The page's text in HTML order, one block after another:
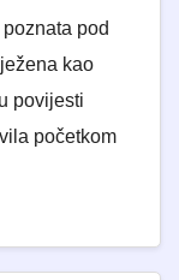
pod
kao
povijesti
početkom